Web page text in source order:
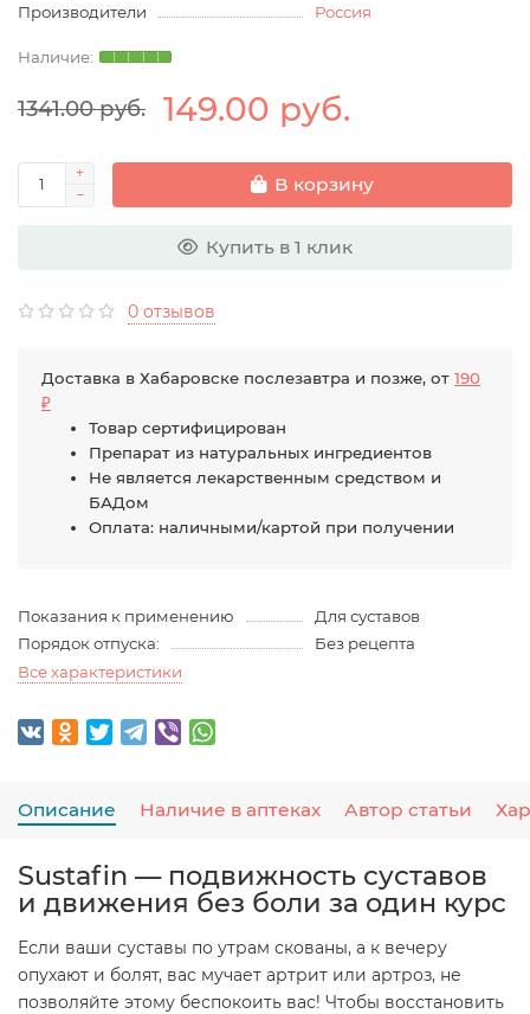
Производители
Россия
1341.00 руб. 149.00 руб.
В корзину
Купить в 1 клик
0 отзывов
Доставка в Хабаровске послезавтра и позже, от 190
₽
Товар сертифицирован
Препарат из натуральных ингредиентов
Не является лекарственным средством и
БАДом
Оплата: наличными/картой при получении
Показания к применению
Для суставов
Порядок отпуска:
Без рецепта
Все характеристики
Описание Наличие в аптеках Автор статьи
Sustafin — подвижность суставов
и движения без боли за один курс
Если ваши суставы по утрам скованы, а к вечеру
опухают и болят, вас мучает артрит или артроз, не
позволяйте этому беспокоить вас! Чтобы восстановить